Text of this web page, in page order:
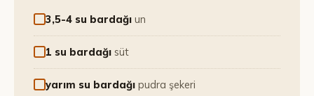
3,5-4 su bardağı un
1 su bardağı süt
yarım su bardağı pudra şekeri